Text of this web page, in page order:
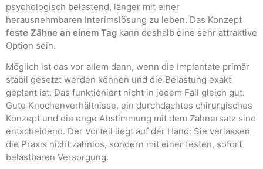
psychologisch belastend, länger mit einer
herausnehmbaren Interimslösung zu leben. Das Konzept
feste Zähne an einem Tag kann deshalb eine sehr attraktive
Option sein.
Möglich ist das vor allem dann, wenn die Implantate primär
stabil gesetzt werden können und die Belastung exakt
geplant ist. Das funktioniert nicht in jedem Fall gleich gut.
Gute Knochenverhältnisse, ein durchdachtes chirurgisches
Konzept und die enge Abstimmung mit dem Zahnersatz sind
entscheidend. Der Vorteil liegt auf der Hand: Sie verlassen
die Praxis nicht zahnlos, sondern mit einer festen, sofort
belastbaren Versorgung.